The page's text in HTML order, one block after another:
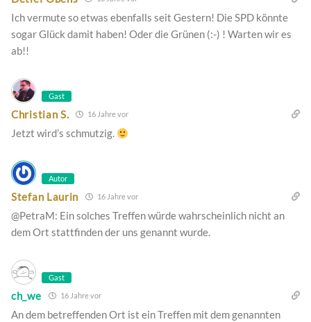
Ich vermute so etwas ebenfalls seit Gestern! Die SPD könnte
sogar Glück damit haben! Oder die Grünen (:-) ! Warten wir es
ab!!
Gast
Christian S. 16 Jahre vor
Jetzt wird’s schmutzig.
Autor
Stefan Laurin 16 Jahre vor
@PetraM: Ein solches Treffen würde wahrscheinlich nicht an
dem Ort stattfinden der uns genannt wurde.
Gast
ch_we 16 Jahre vor
An dem betreffenden Ort ist ein Treffen mit dem genannten